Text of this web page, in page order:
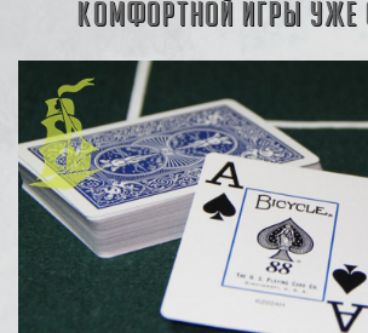
комфортной игры уже